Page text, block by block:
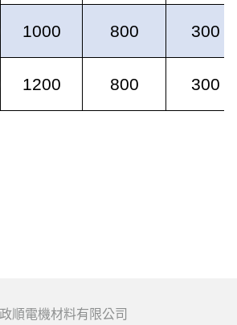
1000 800 300
1200 800 300